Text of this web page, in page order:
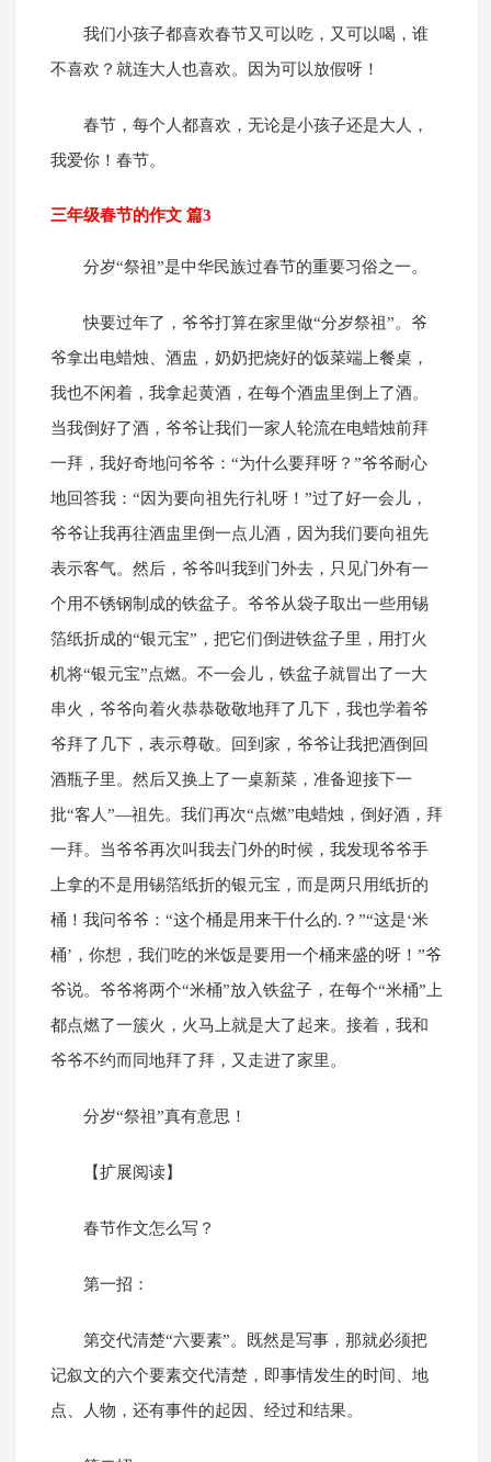
我们小孩子都喜欢春节又可以吃，又可以喝，谁
不喜欢？就连大人也喜欢。因为可以放假呀！
春节，每个人都喜欢，无论是小孩子还是大人，
我爱你！春节。
三年级春节的作文 篇3
分岁“祭祖”是中华民族过春节的重要习俗之一。
快要过年了，爷爷打算在家里做“分岁祭祖”。爷
爷拿出电蜡烛、酒盅，奶奶把烧好的饭菜端上餐桌，
我也不闲着，我拿起黄酒，在每个酒盅里倒上了酒。
当我倒好了酒，爷爷让我们一家人轮流在电蜡烛前拜
一拜，我好奇地问爷爷：“为什么要拜呀？”爷爷耐心
地回答我：“因为要向祖先行礼呀！”过了好一会儿，
爷爷让我再往酒盅里倒一点儿酒，因为我们要向祖先
表示客气。然后，爷爷叫我到门外去，只见门外有一
个用不锈钢制成的铁盆子。爷爷从袋子取出一些用锡
箔纸折成的“银元宝”，把它们倒进铁盆子里，用打火
机将“银元宝”点燃。不一会儿，铁盆子就冒出了一大
串火，爷爷向着火恭恭敬敬地拜了几下，我也学着爷
爷拜了几下，表示尊敬。回到家，爷爷让我把酒倒回
酒瓶子里。然后又换上了一桌新菜，准备迎接下一
批“客人”—祖先。我们再次“点燃”电蜡烛，倒好酒，拜
一拜。当爷爷再次叫我去门外的时候，我发现爷爷手
上拿的不是用锡箔纸折的银元宝，而是两只用纸折的
桶！我问爷爷：“这个桶是用来干什么的.？”“这是‘米
桶’，你想，我们吃的米饭是要用一个桶来盛的呀！”爷
爷说。爷爷将两个“米桶”放入铁盆子，在每个“米桶”上
都点燃了一簇火，火马上就是大了起来。接着，我和
爷爷不约而同地拜了拜，又走进了家里。
分岁“祭祖”真有意思！
【扩展阅读】
春节作文怎么写？
第一招：
第交代清楚“六要素”。既然是写事，那就必须把
记叙文的六个要素交代清楚，即事情发生的时间、地
点、人物，还有事件的起因、经过和结果。